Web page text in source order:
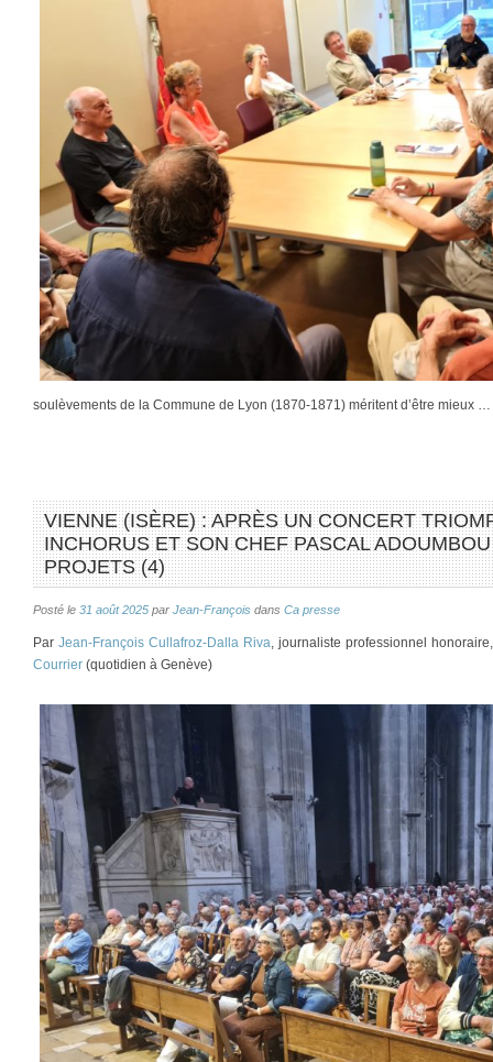
soulèvements de la Commune de Lyon (1870-1871) méritent d’être mieux …
VIENNE (ISÈRE) : APRÈS UN CONCERT
INCHORUS ET SON CHEF PASCAL
PROJETS (4)
Posté le 31 août 2025 par Jean-François dans Ca presse
Par Jean-François Cullafroz-Dalla Riva, journaliste professionnel
Courrier (quotidien à Genève)